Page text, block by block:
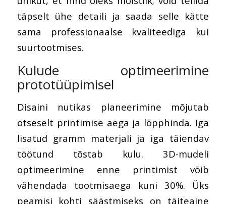
täpselt ühe detaili ja saada selle kätte
sama professionaalse kvaliteediga kui
suurtootmises.
Kulude optimeerimine
prototüüpimisel
Disaini nutikas planeerimine mõjutab
otseselt printimise aega ja lõpphinda. Iga
lisatud gramm materjali ja iga täiendav
töötund tõstab kulu. 3D-mudeli
optimeerimine enne printimist võib
vähendada tootmisaega kuni 30%. Üks
peamisi kohti säästmiseks on täiteaine